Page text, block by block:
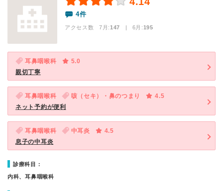
4件
アクセス数 7月:147 | 6月:195
耳鼻咽喉科
5.0
親切丁寧
耳鼻咽喉科 咳（セキ）・鼻のつまり
4.5
ネット予約が便利
耳鼻咽喉科 中耳炎
4.5
息子の中耳炎
診療科目：
内科、耳鼻咽喉科